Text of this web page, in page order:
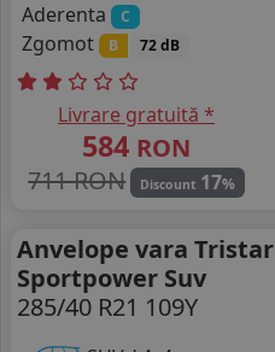
Aderenta C
Zgomot B 72 dB
Livrare gratuită *
584 RON
711 RON
Discount 17%
Anvelope vara Tristar
Sportpower Suv
285/40 R21 109Y